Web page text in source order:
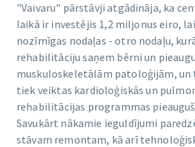
"Vaivaru" pārstāvji atgādināja, ka
laikā ir investējis 1,2 miljonus eiro,
nozīmīgas nodaļas - otro nodaļu,
rehabilitāciju saņem bērni un
muskuloskeletālām patoloģijām, un
tiek veiktas kardioloģiskās un
rehabilitācijas programmas
Savukārt nākamie ieguldījumi
stāvam remontam, kā arī